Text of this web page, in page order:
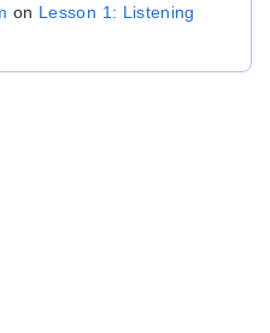
on Lesson 1: Listening